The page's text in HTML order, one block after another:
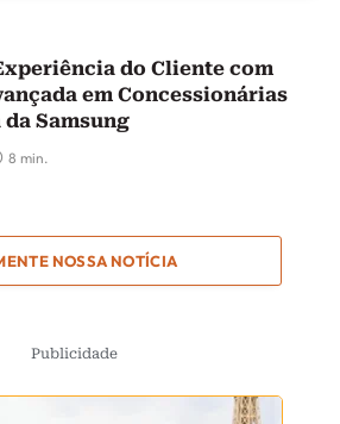
do Cliente com
em Concessionárias
Samsung
8 min.
NOSSA NOTÍCIA
Publicidade